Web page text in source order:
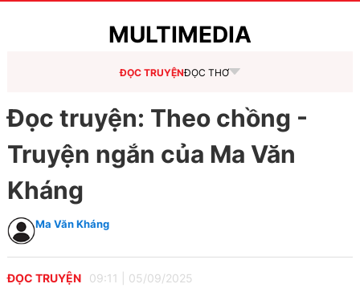
MULTIMEDIA
ĐỌC TRUYỆNĐỌC THƠ
Đọc truyện: Theo chồng -
Truyện ngắn của Ma Văn
Kháng
Ma Văn Kháng
ĐỌC TRUYỆN 09:11 05/09/2025